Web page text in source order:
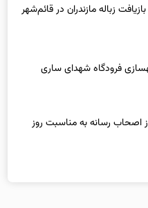
زباله مازندران در قائم‌شهر
فرودگاه شهدای ساری
از اصحاب رسانه به مناسبت روز